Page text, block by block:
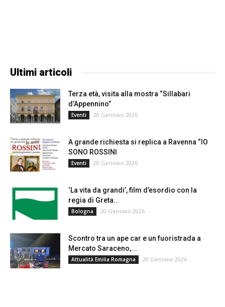
Ultimi articoli
Terza età, visita alla mostra “Sillabari
d’Appennino”
Eventi 20 Gennaio 2026
A grande richiesta si replica a Ravenna “IO
SONO ROSSINI
Eventi 20 Gennaio 2026
‘La vita da grandi’, film d’esordio con la
regia di Greta...
Bologna 20 Gennaio 2026
Scontro tra un ape car e un fuoristrada a
Mercato Saraceno,...
Attualità Emilia Romagna 20 Gennaio 2026